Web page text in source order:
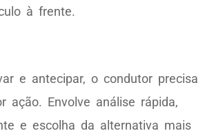
à frente.
e antecipar, o condutor precisa
ação. Envolve análise rápida,
e escolha da alternativa mais